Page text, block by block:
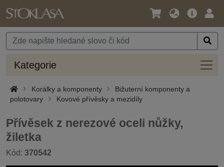
Jazyk
Měna
Hlavní
Kategorie
Korálky a komponenty
Bižuterní komponenty a
polotovary
Kovové přívěsky a mezidíly
Přívěsek z nerezové oceli nůžky,
žiletka
Kód: 370542